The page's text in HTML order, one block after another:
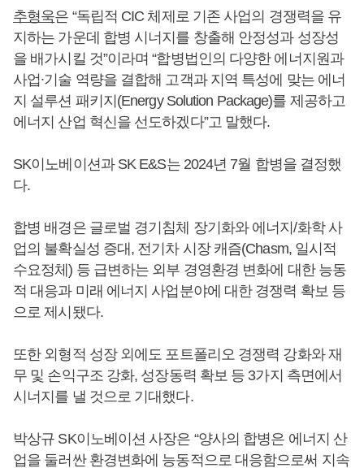
추형욱은 “독립적 CIC 체제로 기존 사업의 경쟁력을 유
지하는 가운데 합병 시너지를 창출해 안정성과 성장성
을 배가시킬 것”이라며 “합병법인의 다양한 에너지원과
사업∙기술 역량을 결합해 고객과 지역 특성에 맞는 에너
지 설루션 패키지(Energy Solution Package)를 제공하고
에너지 산업 혁신을 선도하겠다”고 말했다.
SK이노베이션과 SK E&S는 2024년 7월 합병을 결정했
다.
합병 배경은 글로벌 경기침체 장기화와 에너지/화학 사
업의 불확실성 증대, 전기차 시장 캐즘(Chasm, 일시적
수요정체) 등 급변하는 외부 경영환경 변화에 대한 능동
적 대응과 미래 에너지 사업분야에 대한 경쟁력 확보 등
으로 제시됐다.
또한 외형적 성장 외에도 포트폴리오 경쟁력 강화와 재
무 및 손익구조 강화, 성장동력 확보 등 3가지 측면에서
시너지를 낼 것으로 기대했다.
박상규 SK이노베이션 사장은 “양사의 합병은 에너지 산
업을 둘러싼 환경변화에 능동적으로 대응함으로써 지속